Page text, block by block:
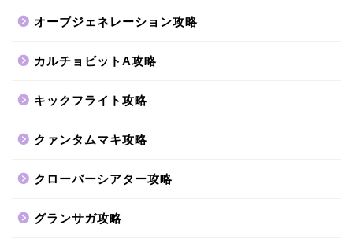
オーブジェネレーション攻略
カルチョビットA攻略
キックフライト攻略
クァンタムマキ攻略
クローバーシアター攻略
グランサガ攻略